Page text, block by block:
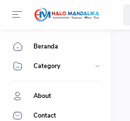
Beranda
Category
About
Contact